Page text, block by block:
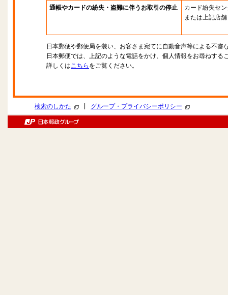
通帳やカードの紛失・盗難に伴うお取引の停止
カード紛失セ
または上記店舗
日本郵便や郵便局を装い、お客さま宛てに自動音声等による不審
日本郵便では、上記のような電話をかけ、個人情報をお尋ねする
詳しくはこちら をご覧ください。
検索のしかた グループ・プライバシーポリシー